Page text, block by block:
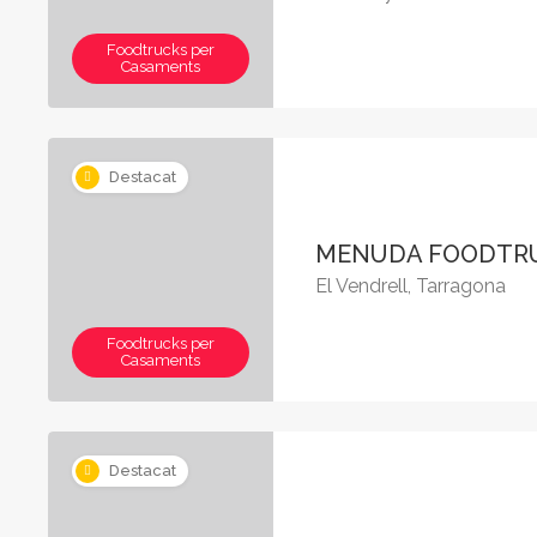
Foodtrucks per
Casaments
Destacat
Foodtrucks per
Casaments
MENUDA
El Vendrell, Tarragona
Destacat